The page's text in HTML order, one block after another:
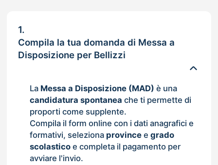
1.
Compila la tua domanda di Messa a
Disposizione per Bellizzi
La Messa a Disposizione (MAD) è una
candidatura spontanea che ti permette di
proporti come supplente.
Compila il form online con i dati anagrafici e
formativi, seleziona provincee grado
scolasticoe completa il pagamento per
avviare l'invio.